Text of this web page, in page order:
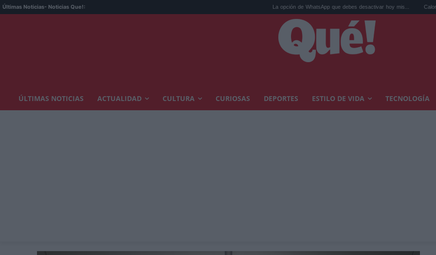
Últimas Noticias- Noticias Que!: La opción de WhatsApp que debes desactivar hoy mis... Calor extremo y
ÚLTIMAS NOTICIAS ACTUALIDAD CULTURA CURIOSAS DEPORTES ESTILO DE VIDA TECNOLOGÍA